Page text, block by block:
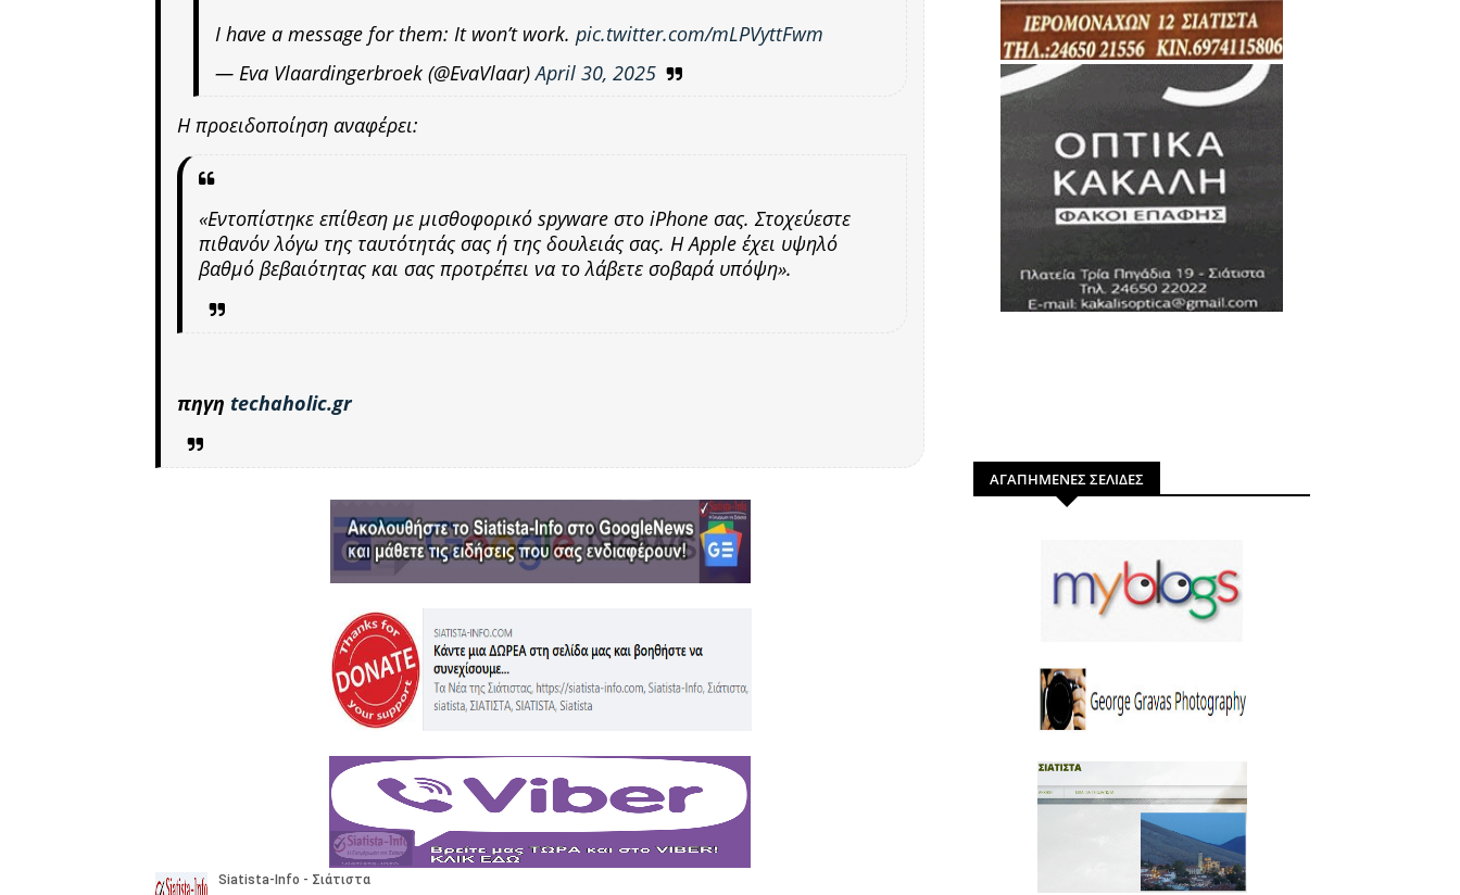
I have a message for them: It won’t work. pic.twitter.com/mLPVyttFwm
— Eva Vlaardingerbroek (@EvaVlaar)April 30, 2025
Η προειδοποίηση αναφέρει:
«Εντοπίστηκε επίθεση με μισθοφορικό spyware στο iPhone σας. Στοχεύεστε
πιθανόν λόγω της ταυτότητάς σας ή της δουλειάς σας. Η Apple έχει υψηλό
βαθμό βεβαιότητας και σας προτρέπει να το λάβετε σοβαρά υπόψη».
πηγη techaholic.gr
ΑΓΑΠΗΜΕΝΕΣ ΣΕΛΙΔΕΣ